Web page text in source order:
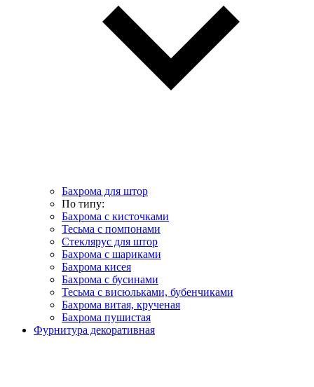
Бахрома для штор
По типу:
Бахрома с кисточками
Тесьма с помпонами
Стеклярус для штор
Бахрома с шариками
Бахрома кисея
Бахрома с бусинами
Тесьма с висюльками, бубенчиками
Бахрома витая, крученая
Бахрома пушистая
Фурнитура декоративная